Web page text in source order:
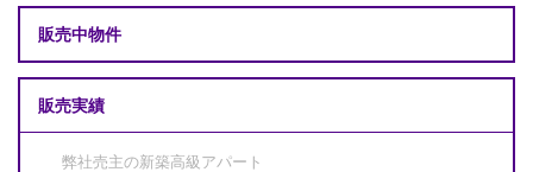
販売中物件
販売実績
弊社売主の新築高級アパート